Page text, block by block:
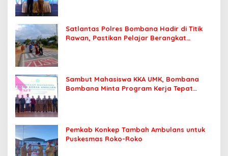
Satlantas Polres Bombana Hadir di Titik
Rawan, Pastikan Pelajar Berangkat
Sambut Mahasiswa KKA UMK, Bombana
Bombana Minta Program Kerja Tepat
Pemkab Konkep Tambah Ambulans untuk
Puskesmas Roko-Roko